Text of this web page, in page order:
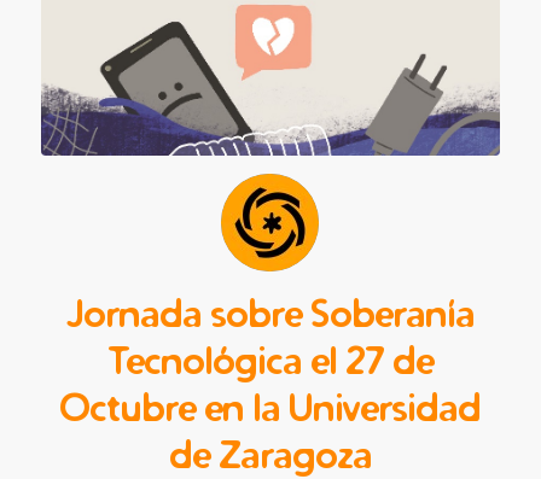
Jornada sobre Soberanía
Tecnológica el 27 de
Octubre en la Universidad
de Zaragoza